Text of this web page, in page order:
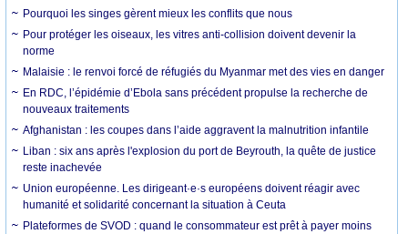
Pourquoi les singes gèrent mieux les conflits que nous
Pour protéger les oiseaux, les vitres anti-collision doivent devenir la
norme
Malaisie : le renvoi forcé de réfugiés du Myanmar met des vies en danger
En RDC, l’épidémie d’Ebola sans précédent propulse la recherche de
nouveaux traitements
Afghanistan : les coupes dans l’aide aggravent la malnutrition infantile
Liban : six ans après l'explosion du port de Beyrouth, la quête de justice
reste inachevée
Union européenne. Les dirigeant·e·s européens doivent réagir avec
humanité et solidarité concernant la situation à Ceuta
Plateformes de SVOD : quand le consommateur est prêt à payer moins